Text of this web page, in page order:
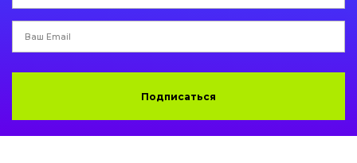
Подушки амортизационные
Пальци и втулки
Подписаться